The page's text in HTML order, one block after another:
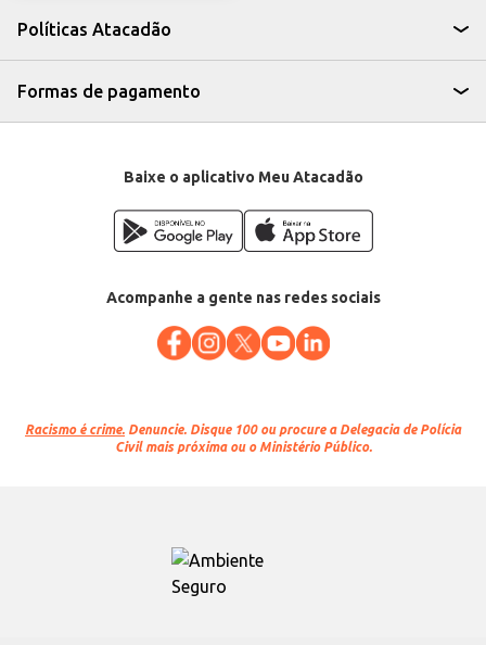
Políticas Atacadão
Formas de pagamento
Baixe o aplicativo Meu Atacadão
Acompanhe a gente nas redes sociais
Racismo é crime. Denuncie. Disque 100 ou procure a Delegacia de Polícia
Civil mais próxima ou o Ministério Público.